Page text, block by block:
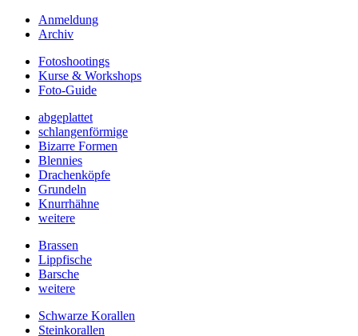
Anmeldung
Archiv
Fotoshootings
Kurse & Workshops
Foto-Guide
abgeplattet
schlangenförmige
Bizarre Formen
Blennies
Drachenköpfe
Grundeln
Knurrhähne
weitere
Brassen
Lippfische
Barsche
weitere
Schwarze Korallen
Steinkorallen